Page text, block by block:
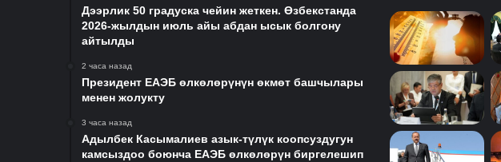
Дээрлик 50 градуска чейин жеткен. Өзбекстанда
2026-жылдын июль айы абдан ысык болгону
айтылды
2 часа назад
Президент ЕАЭБ өлкөлөрүнүн өкмөт башчылары
менен жолукту
3 часа назад
Адылбек Касымалиев азык-түлүк коопсуздугун
камсыздоо боюнча ЕАЭБ өлкөлөрүн биргелешип